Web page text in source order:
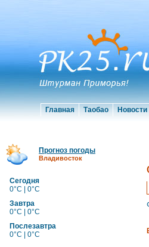
Главная Таобао Новости
Прогноз погоды
Владивосток
Сегодня
0°C | 0°C
Завтра
0°C | 0°C
Послезавтра
0°C | 0°C